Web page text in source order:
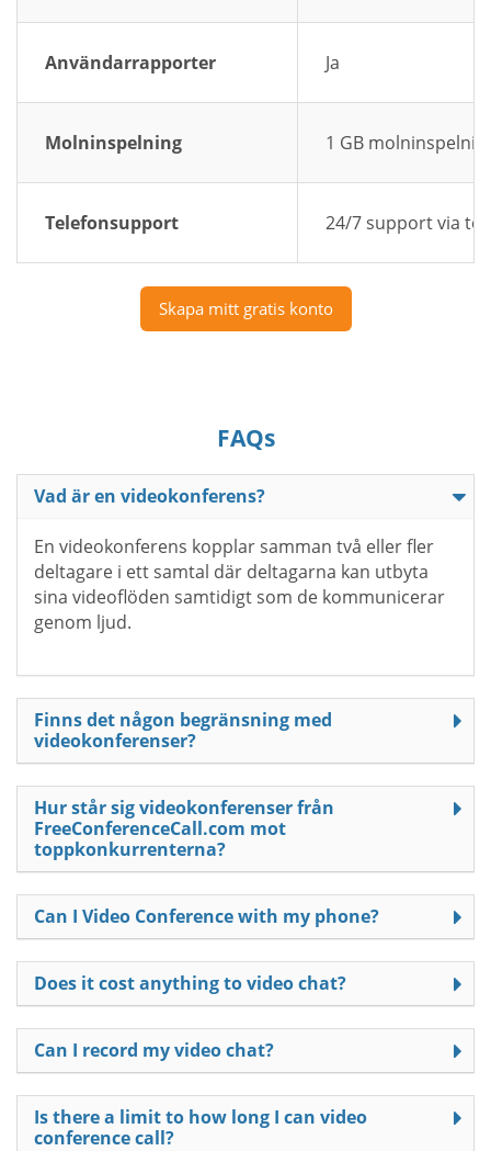
Användarrapporter Ja
Molninspelning 1 GB
Telefonsupport 24/7 support via
Skapa mitt gratis konto
FAQs
Vad är en videokonferens?
En videokonferens kopplar samman två eller fler
deltagare i ett samtal där deltagarna kan utbyta
sina videoflöden samtidigt som de kommunicerar
genom ljud.
Finns det någon begränsning med
videokonferenser?
Hur står sig videokonferenser från
FreeConferenceCall.com mot
toppkonkurrenterna?
Can I Video Conference with my phone?
Does it cost anything to video chat?
Can I record my video chat?
Is there a limit to how long I can video
conference call?